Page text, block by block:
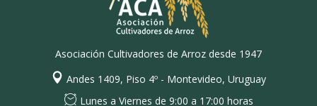
Asociación Cultivadores de Arroz desde 1947
Andes 1409, Piso 4º - Montevideo, Uruguay
Lunes a Viernes de 9:00 a 17:00 horas